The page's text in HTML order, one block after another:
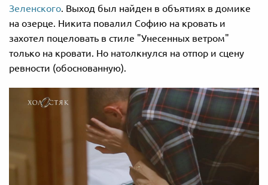
Зеленского. Выход был найден в объятиях в домике
на озерце. Никита повалил Софию на кровать и
захотел поцеловать в стиле "Унесенных ветром"
только на кровати. Но натолкнулся на отпор и сцену
ревности (обоснованную).